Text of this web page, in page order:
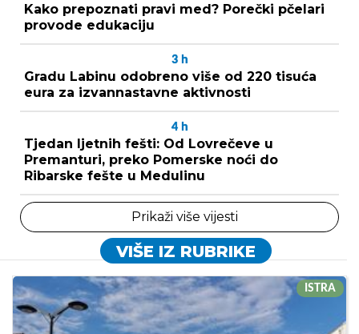
Kako prepoznati pravi med? Porečki pčelari
provode edukaciju
3 h
Gradu Labinu odobreno više od 220 tisuća
eura za izvannastavne aktivnosti
4 h
Tjedan ljetnih fešti: Od Lovrečeve u
Premanturi, preko Pomerske noći do
Ribarske fešte u Medulinu
Prikaži više vijesti
VIŠE IZ RUBRIKE
ISTRA